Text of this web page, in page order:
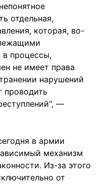
отдельная,
которая, во-
процессы,
не имеет права
нарушений
проводить
—
в армии
механизм
Из-за этого
от